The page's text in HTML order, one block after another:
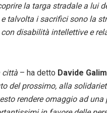
la targa stradale a lui
talvolta i sacrifici sono la
disabilità intellettive e
città – ha detto Davide
del prossimo, alla
rendere omaggio ad una